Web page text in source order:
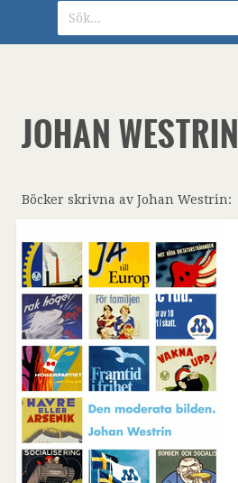
JOHAN WESTRIN
Böcker skrivna av Johan Westrin: